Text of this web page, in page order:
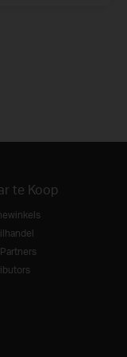
te Koop